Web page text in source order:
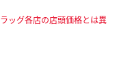
ッグ各店の店頭価格とは異